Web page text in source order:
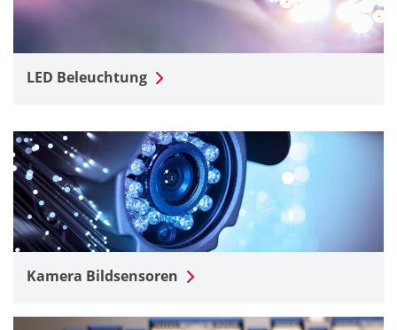
LED Beleuchtung
Kamera Bildsensoren